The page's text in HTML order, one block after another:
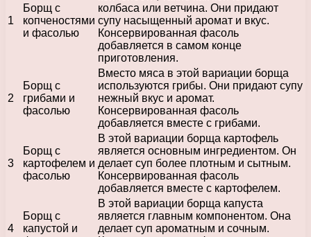
1
Борщ с
копченостями
и фасолью
колбаса или ветчина. Они придают
супу насыщенный аромат и вкус.
Консервированная фасоль
добавляется в самом конце
приготовления.
2
Борщ с
грибами и
фасолью
Вместо мяса в этой вариации борща
используются грибы. Они придают супу
нежный вкус и аромат.
Консервированная фасоль
добавляется вместе с грибами.
3
Борщ с
картофелем и
фасолью
В этой вариации борща картофель
является основным ингредиентом. Он
делает суп более плотным и сытным.
Консервированная фасоль
добавляется вместе с картофелем.
4
Борщ с
капустой и
В этой вариации борща капуста
является главным компонентом. Она
делает суп ароматным и сочным.